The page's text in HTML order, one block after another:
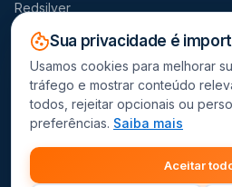
Redsilver
Seguro Viagem
Destravador
compras realizadas através
Sua privacidade é
Usamos cookies para melhorar
tráfego e mostrar conteúdo
todos, rejeitar opcionais ou
preferências. Saiba mais
Aceitar